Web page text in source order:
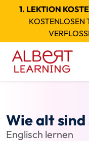
1. LEKTION
KOSTENLOSEN
Wie alt sind
Englisch lernen